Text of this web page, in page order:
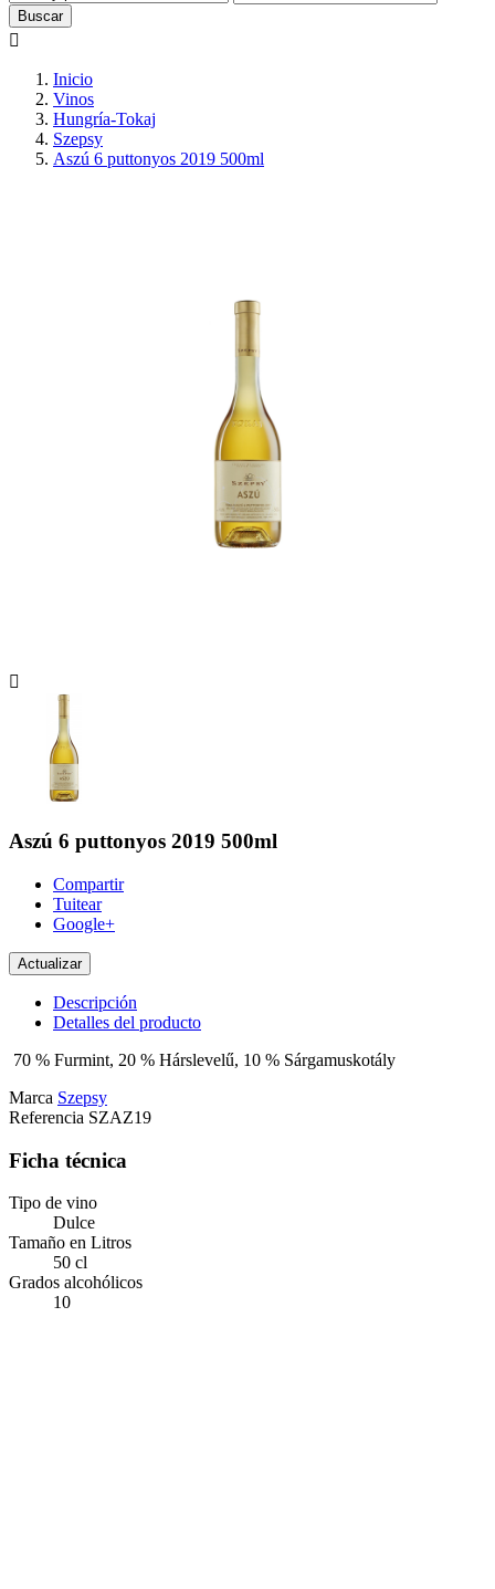
Buscar

Inicio
Vinos
Hungría-Tokaj
Szepsy
Aszú 6 puttonyos 2019 500ml

Aszú 6 puttonyos 2019 500ml
Compartir
Tuitear
Google+
Descripción
Detalles del producto
70 % Furmint, 20 % Hárslevelű, 10 % Sárgamuskotály
Marca Szepsy
Referencia SZAZ19
Ficha técnica
Tipo de vino
Dulce
Tamaño en Litros
50 cl
Grados alcohólicos
10